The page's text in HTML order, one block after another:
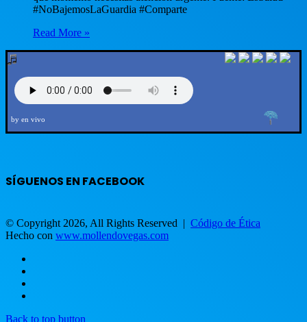
#NoBajemosLaGuardia #Comparte
Read More »
by en vivo
SÍGUENOS EN FACEBOOK
© Copyright 2026, All Rights Reserved | Código de Ética
Hecho con www.mollendovegas.com
Back to top button